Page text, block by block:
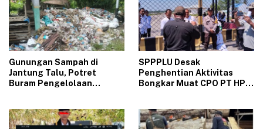
Gunungan Sampah di
Jantung Talu, Potret
Buram Pengelolaan
‎SPPPLU Desak
Penghentian Aktivitas
Bongkar Muat CPO PT HPP